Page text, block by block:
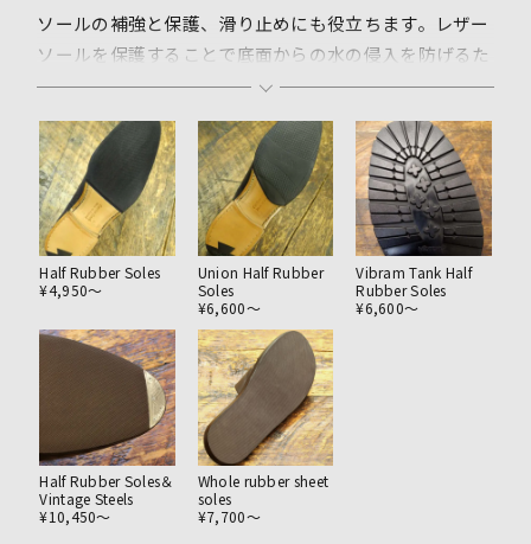
ソールの補強と保護、滑り止めにも役立ちます。レザー
ソールを保護することで底面からの水の侵入を防げるた
め雨の日対策にもなります。
オリジナルのラバーソールや様々なカラーからお選びい
ただけます。
Half Rubber Soles
¥4,950〜
Union Half Rubber
Soles
¥6,600〜
Vibram Tank Half
Rubber Soles
¥6,600〜
Half Rubber Soles＆
Vintage Steels
¥10,450〜
Whole rubber sheet
soles
¥7,700〜